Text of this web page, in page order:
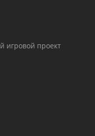
игровой проект